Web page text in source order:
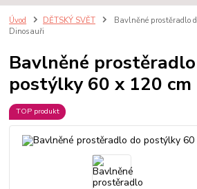
Úvod DĚTSKÝ SVĚT
Bavlněné prostěradlo
Dinosauři
Bavlněné
postýlky 60 x 120
TOP produkt